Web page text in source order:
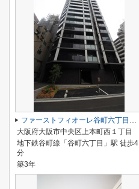
ファーストフィオーレ谷町六丁目フェリシア
大阪府大阪市中央区上本町西１丁目
地下鉄谷町線「谷町六丁目」駅 徒歩4
分
築3年